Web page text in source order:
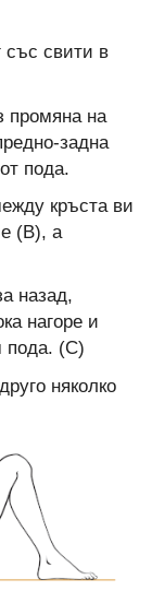
със свити в
промяна на
задна
пода.
кръста ви
(В), а
назад,
нагоре и
пода. (С)
няколко